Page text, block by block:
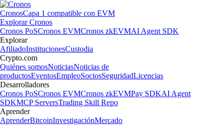
CronosCapa 1 compatible con EVM
Explorar Cronos
Cronos PoSCronos EVMCronos zkEVMAI Agent SDK
Explorar
AfiliadoInstitucionesCustodia
Crypto.com
Quiénes somosNoticiasNoticias de
productosEventosEmpleoSociosSeguridadLicencias
Desarrolladores
Cronos PoSCronos EVMCronos zkEVMPay SDKAI Agent
SDKMCP ServersTrading Skill Repo
Aprender
AprenderBitcoinInvestigaciónMercado